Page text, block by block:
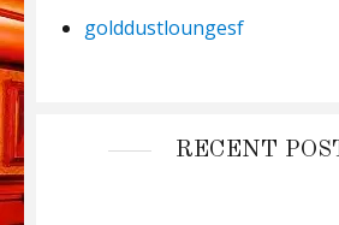
golddustloungesf
RECENT